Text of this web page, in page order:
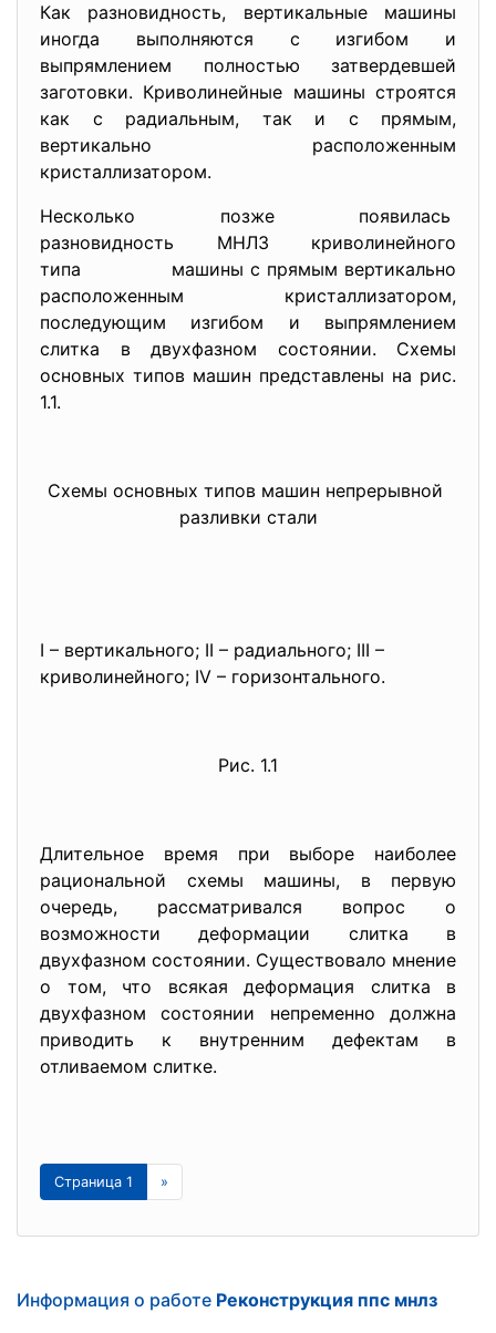
Как разновидность, вертикальные машины
иногда выполняются с изгибом и
выпрямлением полностью затвердевшей
заготовки. Криволинейные машины строятся
как с радиальным, так и с прямым,
вертикально расположенным
кристаллизатором.
Несколько позже появилась
разновидность МНЛЗ криволинейного
типа машины с прямым вертикально
расположенным кристаллизатором,
последующим изгибом и выпрямлением
слитка в двухфазном состоянии. Схемы
основных типов машин представлены на рис.
1.1.
Схемы основных типов машин непрерывной
разливки стали
I – вертикального; II – радиального; III –
криволинейного; IV – горизонтального.
Рис. 1.1
Длительное время при выборе наиболее
рациональной схемы машины, в первую
очередь, рассматривался вопрос о
возможности деформации слитка в
двухфазном состоянии. Существовало мнение
о том, что всякая деформация слитка в
двухфазном состоянии непременно должна
приводить к внутренним дефектам в
отливаемом слитке.
Страница 1 »
Информация о работе Реконструкция ппс мнлз